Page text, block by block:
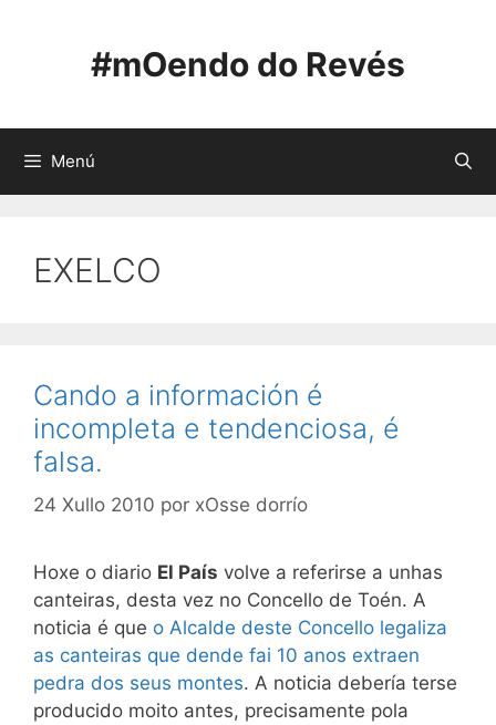
#mOendo do Revés
Menú
EXELCO
Cando a información é
incompleta e tendenciosa, é
falsa.
24 Xullo 2010 por xOsse dorrío
Hoxe o diario El País volve a referirse a unhas
canteiras, desta vez no Concello de Toén. A
noticia é que o Alcalde deste Concello legaliza
as canteiras que dende fai 10 anos extraen
pedra dos seus montes. A noticia debería terse
producido moito antes, precisamente pola